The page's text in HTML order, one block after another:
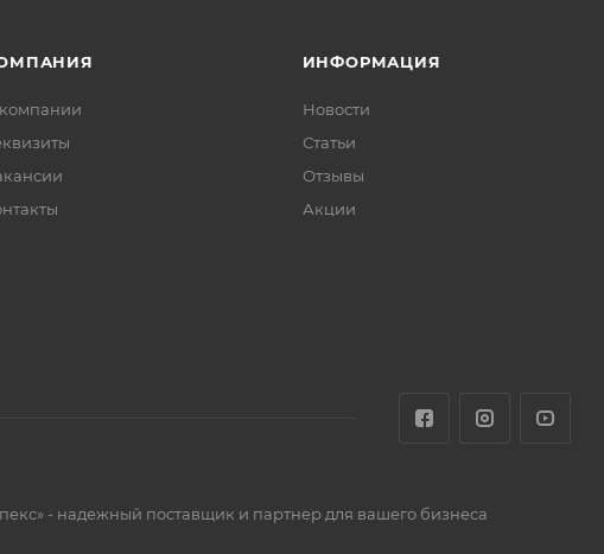
ИНФОРМАЦИЯ
Новости
Статьи
Отзывы
Акции
- надежный поставщик и партнер для вашего бизнеса